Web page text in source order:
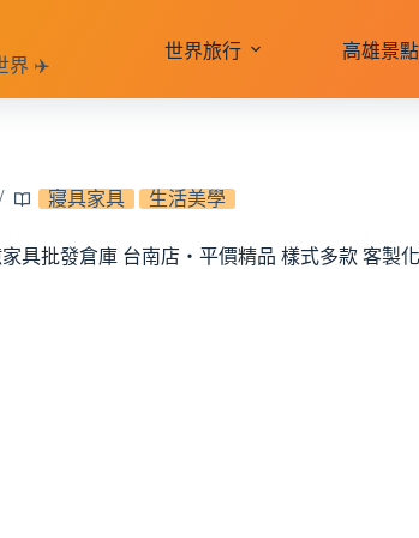
界 ✈️
世界旅行 高雄景點
寢具家具 生活美學
家具批發倉庫 台南店‧平價精品 樣式多款 客製